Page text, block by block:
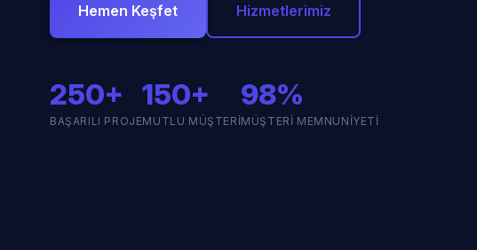
Hemen Keşfet Hizmetlerimiz
250+
BAŞARILI PROJE
150+
MUTLU MÜŞTERI
98%
MÜŞTERI MEMNUNIYETI